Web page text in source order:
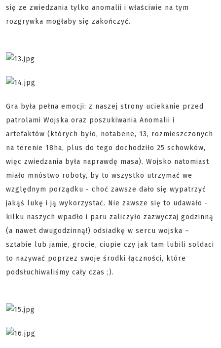
się ze zwiedzania tylko anomalii i właściwie na tym
rozgrywka mogłaby się zakończyć.
Gra była pełna emocji: z naszej strony uciekanie przed
patrolami Wojska oraz poszukiwania Anomalii i
artefaktów (których było, notabene, 13, rozmieszczonych
na terenie 18ha, plus do tego dochodziło 25 schowków,
więc zwiedzania była naprawdę masa). Wojsko natomiast
miało mnóstwo roboty, by to wszystko utrzymać we
względnym porządku - choć zawsze dało się wypatrzyć
jakąś lukę i ją wykorzystać. Nie zawsze się to udawało -
kilku naszych wpadło i paru zaliczyło zazwyczaj godzinną
(a nawet dwugodzinną!) odsiadkę w sercu wojska –
sztabie lub jamie, grocie, ciupie czy jak tam lubili soldaci
to nazywać poprzez swoje środki łączności, które
podsłuchiwaliśmy cały czas ;).